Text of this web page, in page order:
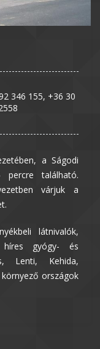
346 155, +36 30
a Ságodi
percre található.
várjuk a
látnivalók,
gyógy- és
Lenti, Kehida,
országok